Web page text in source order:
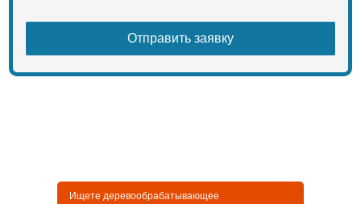
Ищете деревообрабатывающее